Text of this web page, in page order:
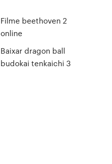
Filme beethoven 2
online
Baixar dragon ball
budokai tenkaichi 3